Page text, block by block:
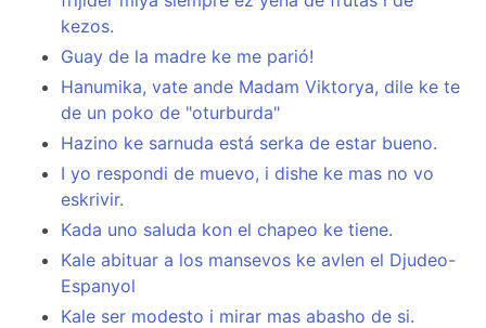
kezos.
Guay de la madre ke me parió!
Hanumika, vate ande Madam Viktorya, dile ke te
de un poko de "oturburda"
Hazino ke sarnuda está serka de estar bueno.
I yo respondi de muevo, i dishe ke mas no vo
eskrivir.
Kada uno saluda kon el chapeo ke tiene.
Kale abituar a los mansevos ke avlen el Djudeo-
Espanyol
Kale ser modesto i mirar mas abasho de si.